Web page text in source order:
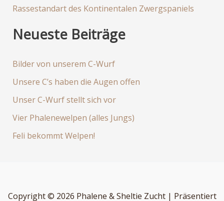
Rassestandart des Kontinentalen Zwergspaniels
Neueste Beiträge
Bilder von unserem C-Wurf
Unsere C’s haben die Augen offen
Unser C-Wurf stellt sich vor
Vier Phalenewelpen (alles Jungs)
Feli bekommt Welpen!
Copyright © 2026 Phalene & Sheltie Zucht | Präsentiert